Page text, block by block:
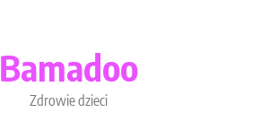
Bamadoo
Zdrowie dzieci